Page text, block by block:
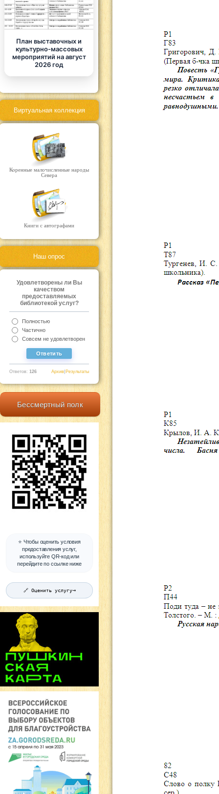
План выставочных и
культурно-массовых
мероприятий на август
2026 год
Виртуальная коллекция
Коренные малочисленные народы
Севера
Книги с автографами
Наш опрос
Удовлетворены ли Вы
качеством
предоставляемых
библиотекой услуг?
Полностью
Частично
Совсем не удовлетворен
Ответов: 126 Результаты
Архив
Бессмертный полк
⭐ Чтобы оценить условия
предоставления услуг,
используйте QR-код или
перейдите по ссылке ниже
🔗 Оценить услугу→